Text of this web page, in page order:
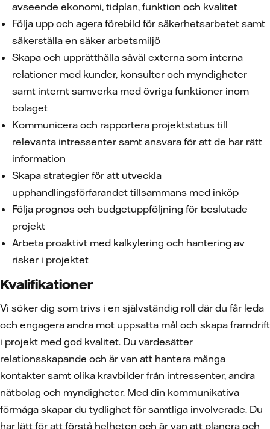
avseende ekonomi, tidplan, funktion och kvalitet
Följa upp och agera förebild för säkerhetsarbetet samt
säkerställa en säker arbetsmiljö
Skapa och upprätthålla såväl externa som interna
relationer med kunder, konsulter och myndigheter
samt internt samverka med övriga funktioner inom
bolaget
Kommunicera och rapportera projektstatus till
relevanta intressenter samt ansvara för att de har rätt
information
Skapa strategier för att utveckla
upphandlingsförfarandet tillsammans med inköp
Följa prognos och budgetuppföljning för beslutade
projekt
Arbeta proaktivt med kalkylering och hantering av
risker i projektet
Kvalifikationer
Vi söker dig som trivs i en självständig roll där du får leda
och engagera andra mot uppsatta mål och skapa framdrift
i projekt med god kvalitet. Du värdesätter
relationsskapande och är van att hantera många
kontakter samt olika kravbilder från intressenter, andra
nätbolag och myndigheter. Med din kommunikativa
förmåga skapar du tydlighet för samtliga involverade. Du
har lätt för att förstå helheten och är van att planera och